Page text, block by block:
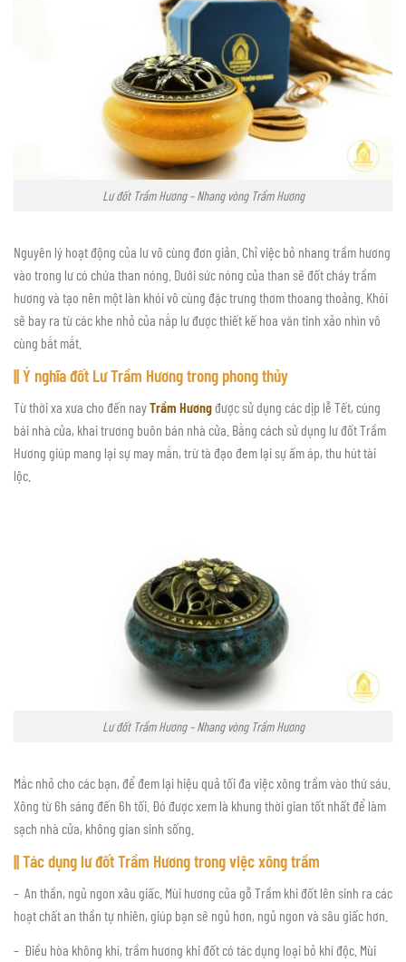
Lư đốt Trầm Hương – Nhang vòng Trầm Hương
Nguyên lý hoạt động của lư vô cùng đơn giản. Chỉ việc bỏ nhang trầm hương
vào trong lư có chứa than nóng. Dưới sức nóng của than sẽ đốt cháy trầm
hương và tạo nên một làn khói vô cùng đặc trưng thơm thoang thoảng. Khói
sẽ bay ra từ các khe nhỏ của nắp lư được thiết kế hoa văn tinh xảo nhìn vô
cùng bắt mắt.
|| Ý nghĩa đốt Lư Trầm Hương trong phong thủy
Từ thời xa xưa cho đến nayTrầm Hươngđược sử dụng các dịp lễ Tết, cúng
bái nhà cửa, khai trương buôn bán nhà cửa. Bằng cách sử dụng lư đốt Trầm
Hương giúp mang lại sự may mắn, trừ tà đạo đem lại sự ấm áp, thu hút tài
lộc.
Lư đốt Trầm Hương – Nhang vòng Trầm Hương
Mắc nhỏ cho các bạn, để đem lại hiệu quả tối đa việc xông trầm vào thứ sáu.
Xông từ 6h sáng đến 6h tối. Đó được xem là khung thời gian tốt nhất để làm
sạch nhà cửa, không gian sinh sống.
|| Tác dụng lư đốt Trầm Hương trong việc xông trầm
– An thần, ngủ ngon xâu giấc. Mùi hương của gỗ Trầm khi đốt lên sinh ra các
hoạt chất an thần tự nhiên, giúp bạn sẽ ngủ hơn, ngủ ngon và sâu giấc hơn.
– Điều hòa không khí, trầm hương khi đốt có tác dụng loại bỏ khí độc. Mùi